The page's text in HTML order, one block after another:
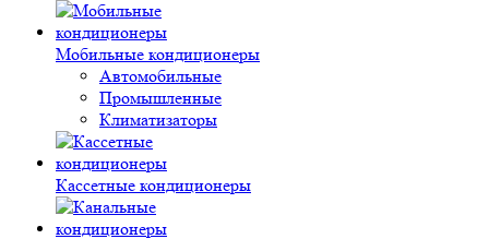
Мобильные кондиционеры
Автомобильные
Промышленные
Климатизаторы
Кассетные кондиционеры